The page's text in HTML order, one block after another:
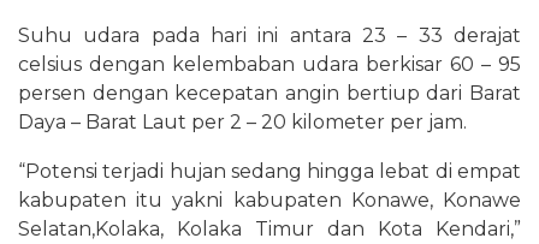
Suhu udara pada hari ini antara 23 – 33 derajat
celsius dengan kelembaban udara berkisar 60 – 95
persen dengan kecepatan angin bertiup dari Barat
Daya – Barat Laut per 2 – 20 kilometer per jam.
“Potensi terjadi hujan sedang hingga lebat di empat
kabupaten itu yakni kabupaten Konawe, Konawe
Selatan,Kolaka, Kolaka Timur dan Kota Kendari,”